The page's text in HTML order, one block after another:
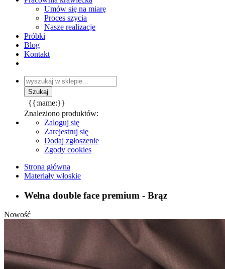
Umów się na miarę
Proces szycia
Nasze realizacje
Próbki
Blog
Kontakt
{{:name:}}
Znaleziono produktów:
Zaloguj się
Zarejestruj się
Dodaj zgłoszenie
Zgody cookies
Strona główna
Materiały włoskie
Wełna double face premium - Brąz
Nowość